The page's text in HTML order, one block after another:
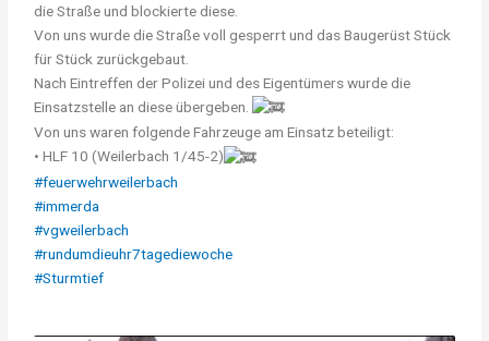
die Straße und blockierte diese.
Von uns wurde die Straße voll gesperrt und das Baugerüst Stück
für Stück zurückgebaut.
Nach Eintreffen der Polizei und des Eigentümers wurde die
Einsatzstelle an diese übergeben.
Von uns waren folgende Fahrzeuge am Einsatz beteiligt:
• HLF 10 (Weilerbach 1/45-2)
#feuerwehrweilerbach
#immerda
#vgweilerbach
#rundumdieuhr7tagediewoche
#Sturmtief